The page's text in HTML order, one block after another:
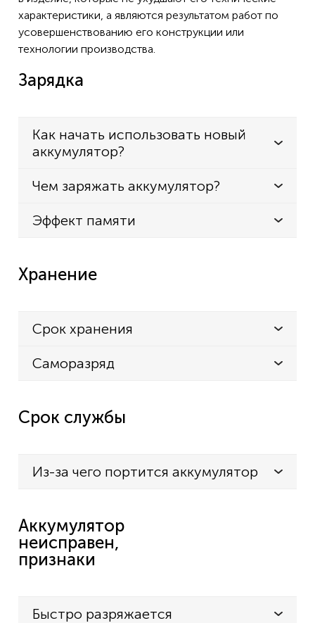
характеристики, а являются результатом работ по
усовершенствованию его конструкции или
технологии производства.
Зарядка
Как начать использовать новый
аккумулятор?
Чем заряжать аккумулятор?
Эффект памяти
Хранение
Срок хранения
Саморазряд
Срок службы
Из-за чего портится аккумулятор
Аккумулятор
неисправен,
признаки
Быстро разряжается